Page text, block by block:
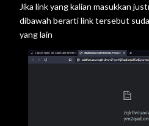
Jika link yang kalian masukkan
dibawah berarti link tersebut
yang lain